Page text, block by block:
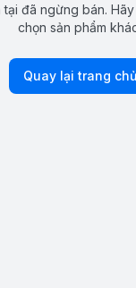
tại đã ngừng bán.
chọn sản phẩm
Quay lại trang chủ